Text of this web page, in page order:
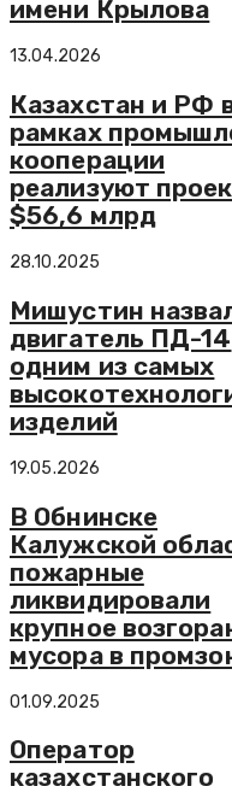
имени Крылова
13.04.2026
Казахстан и РФ
рамках
кооперации
реализуют
$56,6 млрд
28.10.2025
Мишустин
двигатель ПД-14
одним из самых
изделий
19.05.2026
В Обнинске
Калужской
пожарные
ликвидировали
крупное
мусора в
01.09.2025
Оператор
казахстанского